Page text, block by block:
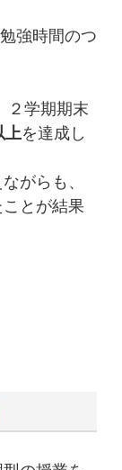
強時間のつ
２学期期末
上を達成し
がらも、
とが結果